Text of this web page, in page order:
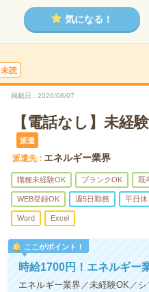
気になる！
未読
掲載日 2026/08/07
【電話なし】未経
派遣
派遣先 エネルギー業界
職種未経験OK ブランクOK 既
WEB登録OK 週5日勤務 平日休
Word Excel
ここがポイント！
時給1700円！エネルギー
エネルギー業界／未経験OK／